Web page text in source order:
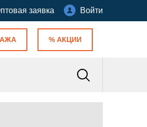
заявка Войти
% АКЦИИ